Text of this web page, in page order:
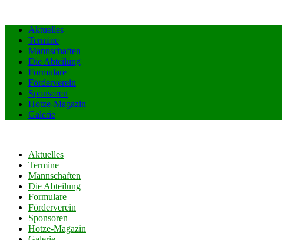
Aktuelles
Termine
Mannschaften
Die Abteilung
Formulare
Förderverein
Sponsoren
Hotze-Magazin
Galerie
Aktuelles
Termine
Mannschaften
Die Abteilung
Formulare
Förderverein
Sponsoren
Hotze-Magazin